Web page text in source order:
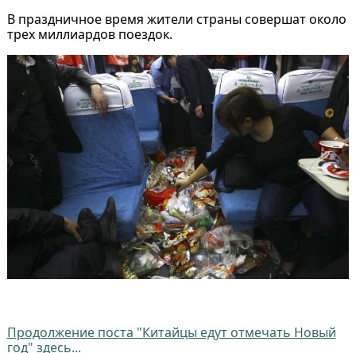
В праздничное время жители страны совершат около
трех миллиардов поездок.
Продолжение поста "Китайцы едут отмечать Новый
год" здесь...